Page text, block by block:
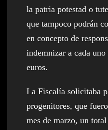
la patria potestad o
que tampoco podrán
en concepto de
indemnizar a cada
euros.
La Fiscalía solicitaba
progenitores, que
mes de marzo, un